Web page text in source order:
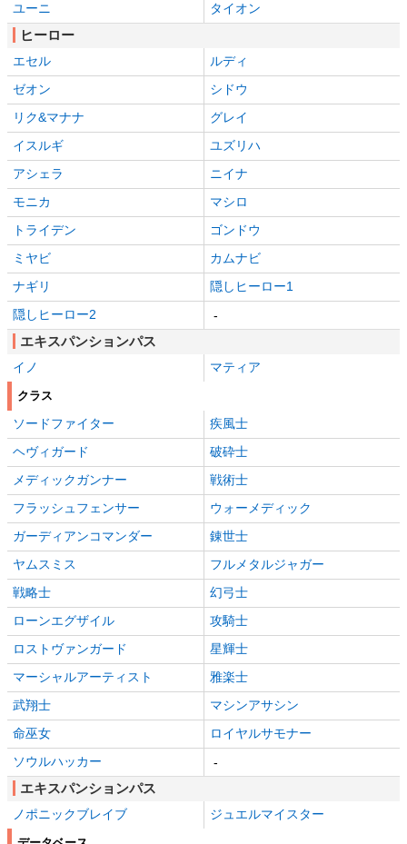
ユーニ
タイオン
ヒーロー
エセル
ルディ
ゼオン
シドウ
リク&マナナ
グレイ
イスルギ
ユズリハ
アシェラ
ニイナ
モニカ
マシロ
トライデン
ゴンドウ
ミヤビ
カムナビ
ナギリ
隠しヒーロー1
隠しヒーロー2
-
エキスパンションパス
イノ マティア
クラス
ソードファイター
疾風士
ヘヴィガード
破砕士
メディックガンナー
戦術士
フラッシュフェンサー
ウォーメディック
ガーディアンコマンダー
錬世士
ヤムスミス
フルメタルジャガー
戦略士
幻弓士
ローンエグザイル
攻騎士
ロストヴァンガード
星輝士
マーシャルアーティスト
雅楽士
武翔士
マシンアサシン
命巫女
ロイヤルサモナー
ソウルハッカー
-
エキスパンションパス
ノポニックブレイブ ジュエルマイスター